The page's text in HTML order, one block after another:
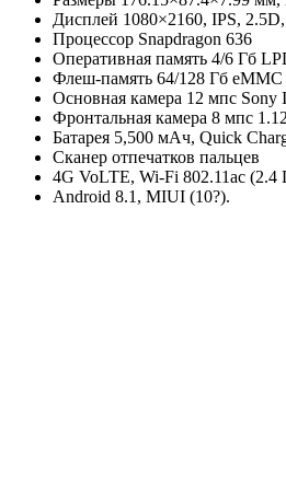
Дисплей 1080×2160, IPS,
Процессор Snapdragon 636
Оперативная память 4/6 Гб
Флеш-память 64/128 Гб eMMC
Основная камера 12 мпс
Фронтальная камера 8 мпс
Батарея 5,500 мАч, Quick
Сканер отпечатков пальцев
4G VoLTE, Wi-Fi 802.11ac
Android 8.1, MIUI (10?).